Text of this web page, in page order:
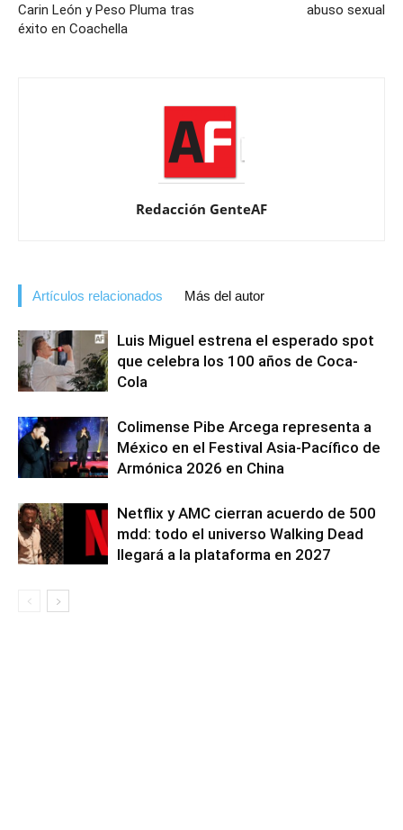
Carin León y Peso Pluma tras
éxito en Coachella
abuso sexual
Redacción GenteAF
Artículos relacionados Más del autor
Luis Miguel estrena el esperado spot
que celebra los 100 años de Coca-
Cola
Colimense Pibe Arcega representa a
México en el Festival Asia-Pacífico de
Armónica 2026 en China
Netflix y AMC cierran acuerdo de 500
mdd: todo el universo Walking Dead
llegará a la plataforma en 2027